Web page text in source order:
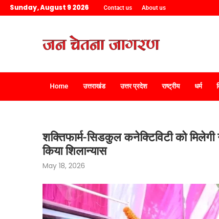
Sunday, August 9 2026 Contact us About us
Home उत्तराखंड उत्तर प्रदेश राष्ट्रीय धर्म
शक्तिफार्म-सिडकुल कनेक्टिविटी को
किया शिलान्यास
May 18, 2026